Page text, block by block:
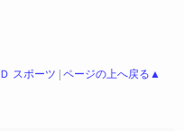
Ｄ スポーツ | ページの上へ戻る▲